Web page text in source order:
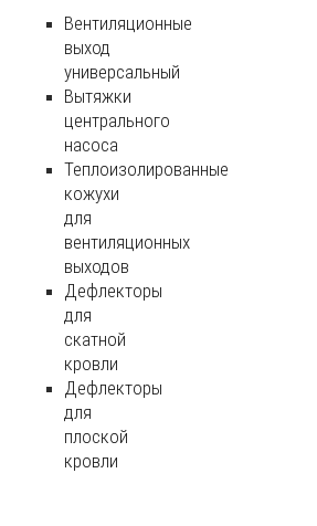
Вентиляционные
выход
универсальный
Вытяжки
центрального
насоса
Теплоизолированные
кожухи
для
вентиляционных
выходов
Дефлекторы
для
скатной
кровли
Дефлекторы
для
плоской
кровли